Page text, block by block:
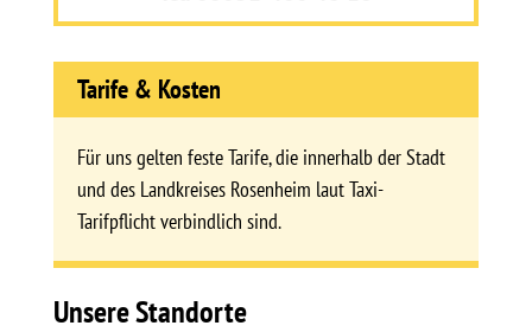
Tarife & Kosten
Für uns gelten feste Tarife, die innerhalb der Stadt
und des Landkreises Rosenheim laut Taxi-
Tarifpflicht verbindlich sind.
Unsere Standorte